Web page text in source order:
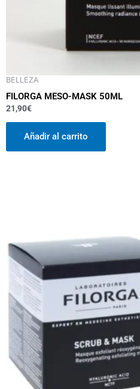
BELLEZA
FILORGA MESO-MASK 50ML
21,90€
Añadir al carrito